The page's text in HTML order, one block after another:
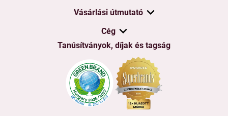
Vásárlási útmutató
Cég
Tanúsítványok, díjak és tagság